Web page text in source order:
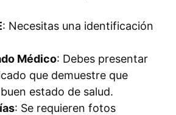
: Necesitas una identificación
Médico: Debes presentar
que demuestre que
estado de salud.
: Se requieren fotos